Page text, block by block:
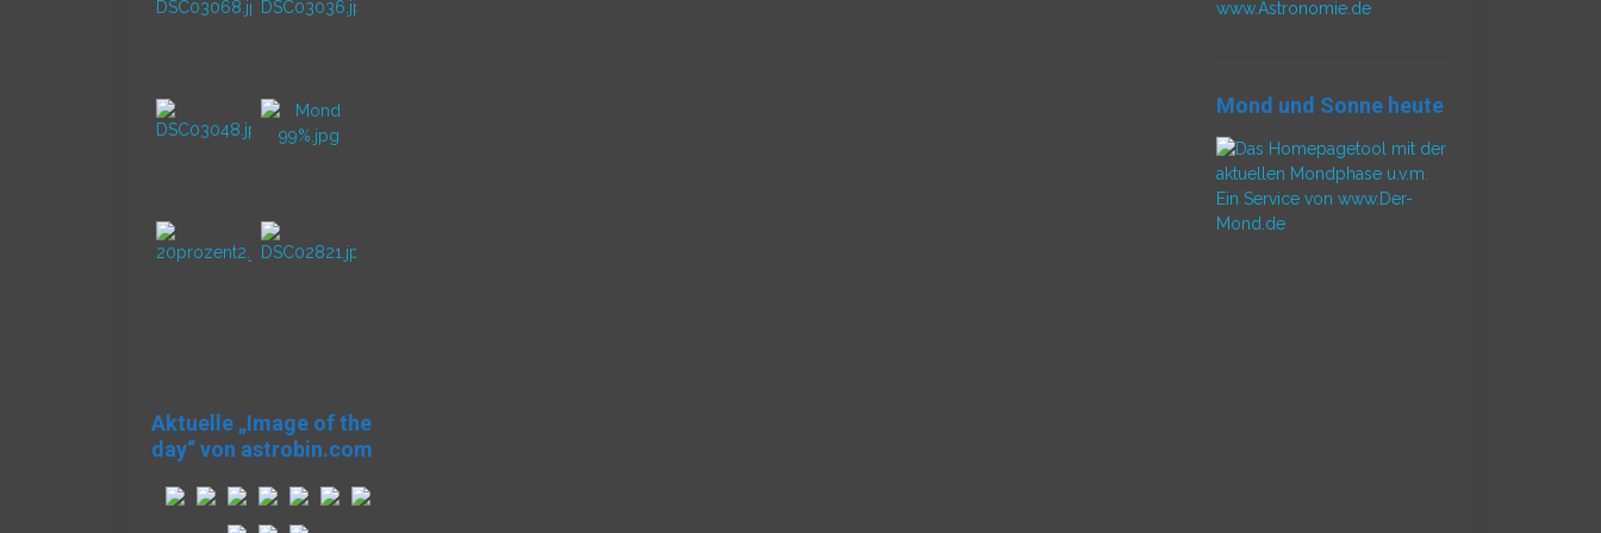
Aktuelle „Image of the
day“ von astrobin.com
www.Astronomie.de
Mond und Sonne heute
Ein Service von www.Der-
Mond.de